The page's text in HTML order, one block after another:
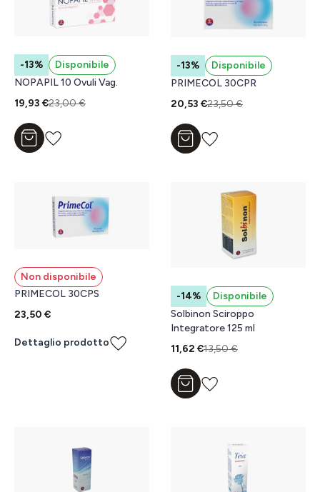
-13%
Disponibile
NOPAPIL 10 Ovuli Vag.
19,93 €23,00 €
Aggiungi al carrello
-13%
Disponibile
PRIMECOL 30CPR
20,53 €23,50 €
Aggiungi al carrello
Non disponibile
PRIMECOL 30CPS
23,50 €
Dettaglio prodotto
-14%
Disponibile
Solbinon Sciroppo
Integratore 125 ml
11,62 €13,50 €
Aggiungi al carrello